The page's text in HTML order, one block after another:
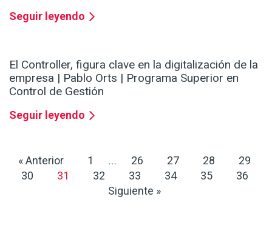
Seguir leyendo
El Controller, figura clave en la digitalización de la
empresa | Pablo Orts | Programa Superior en
Control de Gestión
Seguir leyendo
« Anterior 1 … 26 27 28
29
30
31 32 33 34 35
36
Siguiente »